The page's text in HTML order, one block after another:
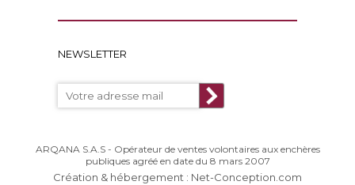
NEWSLETTER
ARQANA S.A.S - Opérateur de ventes volontaires aux enchères
publiques agréé en date du 8 mars 2007
Création & hébergement : Net-Conception.com